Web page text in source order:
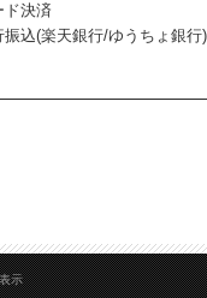
ド決済
振込(楽天銀行/ゆうちょ銀
示